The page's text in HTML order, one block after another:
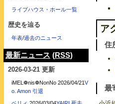
ア
住
最
ライブハウス・ホール一覧
歴史を辿る
年表/過去のニュース
最新ニュース (RSS)
2026-03-21 更新
iMEL❁nis❁NonNo 2026/04/21 V
o. Amon 引退